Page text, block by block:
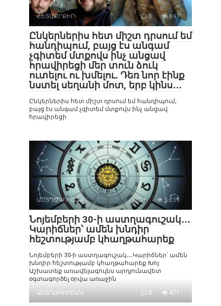
ՀԵՏԱՔՐՔԻՐ 0 691
Ընկերներիս հետ միշտ դրսում եմ
հանդիպում, բայց էս անգամ
չգիտեմ մտքովս ինչ անցավ
հրավիրեցի մեր տուն ձուկ
ուտելու ու խմելու․ Դեռ նոր էինք
նստել սեղանի մոտ, երբ կինս․․․
Ընկերներիս հետ միշտ դրսում եմ հանդիպում,
բայց էս անգամ չգիտեմ մտքովս ինչ անցավ
հրավիրեցի
ԱՍՏՂԱԳՈՒՇԱԿ 0 3 239
Նոյեմբերի 30-ի աստղագուշակ․․․
Կարիճներ՝ ամեն խնդիր
հեշտությամբ կհաղթահարեք
Նոյեմբերի 30-ի աստղագուշակ․․․Կարիճներ՝ ամեն
խնդիր հեշտությամբ կհաղթահարեք Խոյ:
Աշխատեք առավելագույնս արդյունավետ
օգտագործել օրվա առաջին
ԱՍՏՂԱԳՈՒՇԱԿ
0 471